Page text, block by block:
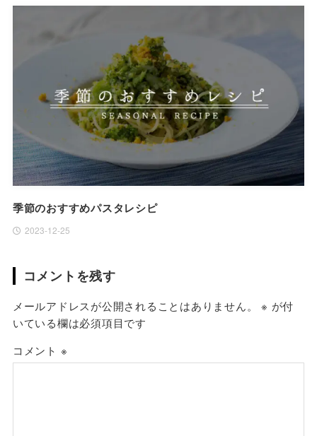
季節のおすすめパスタレシピ
2023-12-25
コメントを残す
メールアドレスが公開されることはありません。 ※ が付
いている欄は必須項目です
コメント ※